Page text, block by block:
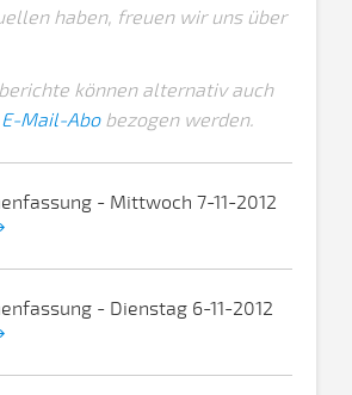
haben, freuen wir uns über
können alternativ auch
E-Mail-Abobezogen werden.
- Mittwoch 7-11-2012
- Dienstag 6-11-2012